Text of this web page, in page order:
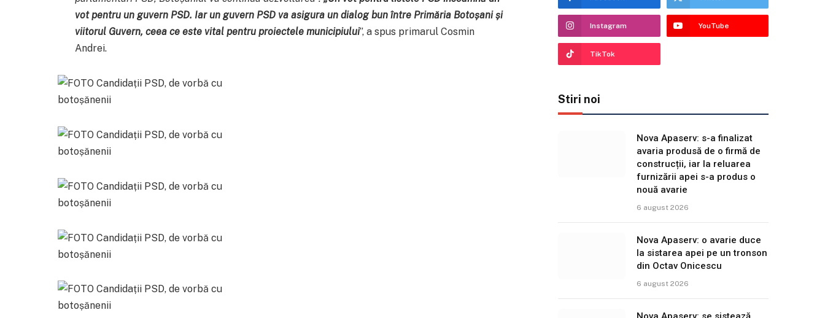
vot pentru un guvern PSD. Iar un guvern PSD va asigura un dialog bun între Primăria Botoșani și
viitorul Guvern, ceea ce este vital pentru proiectele municipiului”, a spus primarul Cosmin
Andrei.
Instagram YouTube
TikTok
Stiri noi
Nova Apaserv: s-a finalizat
avaria produsă de o firmă de
construcții, iar la reluarea
furnizării apei s-a produs o
nouă avarie
6 august 2026
Nova Apaserv: o avarie duce
la sistarea apei pe un tronson
din Octav Onicescu
6 august 2026